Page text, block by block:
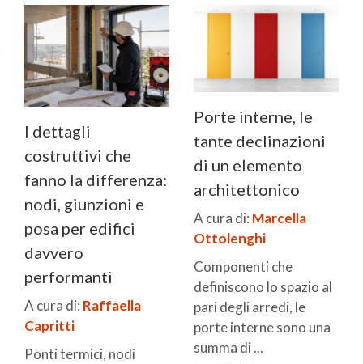
I dettagli
costruttivi che
fanno la differenza:
nodi, giunzioni e
posa per edifici
davvero
performanti
A cura di: Raffaella
Capritti
Ponti termici, nodi
Porte interne, le
tante declinazioni
di un elemento
architettonico
A cura di: Marcella
Ottolenghi
Componenti che
definiscono lo spazio al
pari degli arredi, le
porte interne sono una
summa di ...